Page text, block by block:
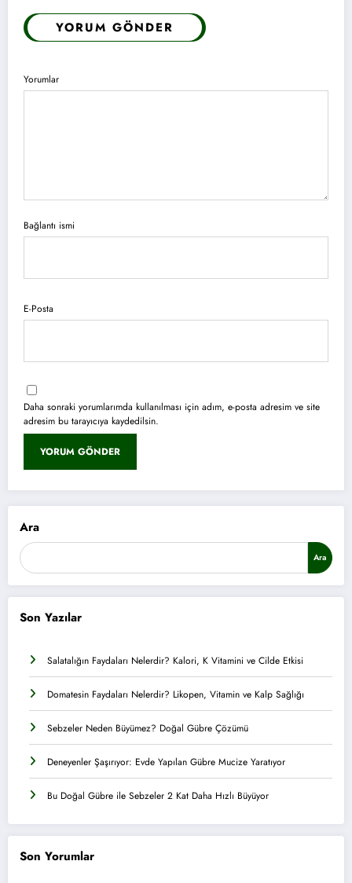
YORUM GÖNDER
Yorumlar
Bağlantı ismi
E-Posta
Daha sonraki yorumlarımda kullanılması için adım, e-posta adresim ve site
adresim bu tarayıcıya kaydedilsin.
Ara
Ara
Son Yazılar
Salatalığın Faydaları Nelerdir? Kalori, K Vitamini ve Cilde Etkisi
Domatesin Faydaları Nelerdir? Likopen, Vitamin ve Kalp Sağlığı
Sebzeler Neden Büyümez? Doğal Gübre Çözümü
Deneyenler Şaşırıyor: Evde Yapılan Gübre Mucize Yaratıyor
Bu Doğal Gübre ile Sebzeler 2 Kat Daha Hızlı Büyüyor
Son Yorumlar